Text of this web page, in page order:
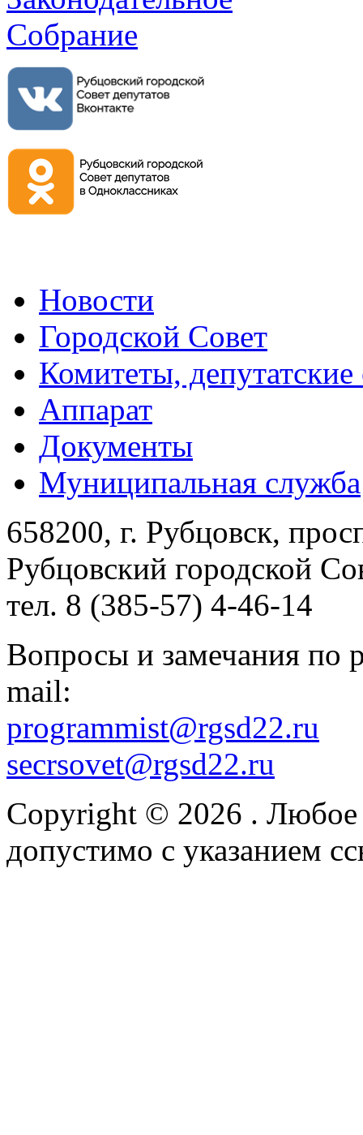
Новости
Городской Совет
Комитеты,
Аппарат
Документы
Муниципальная служба
658200, г. Рубцовск,
Рубцовский городской
тел. 8 (385-57) 4-46-14
Вопросы и замечания по
mail:
programmist@rgsd22.ru
secrsovet@rgsd22.ru
Copyright © 2026 . Любое
допустимо с указанием